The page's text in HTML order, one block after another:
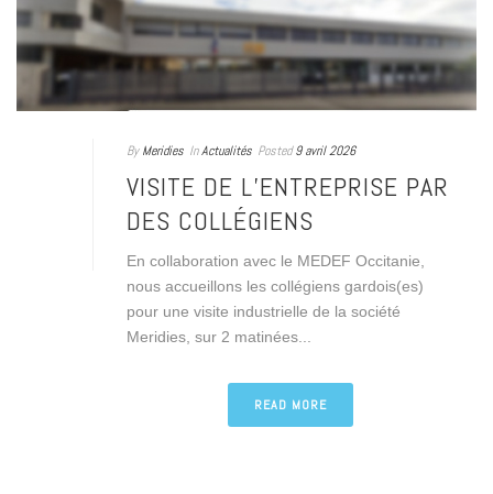
By Meridies InActualités Posted 9 avril 2026
VISITE DE L’ENTREPRISE PAR
DES COLLÉGIENS
En collaboration avec le MEDEF Occitanie,
nous accueillons les collégiens gardois(es)
pour une visite industrielle de la société
Meridies, sur 2 matinées...
READ MORE